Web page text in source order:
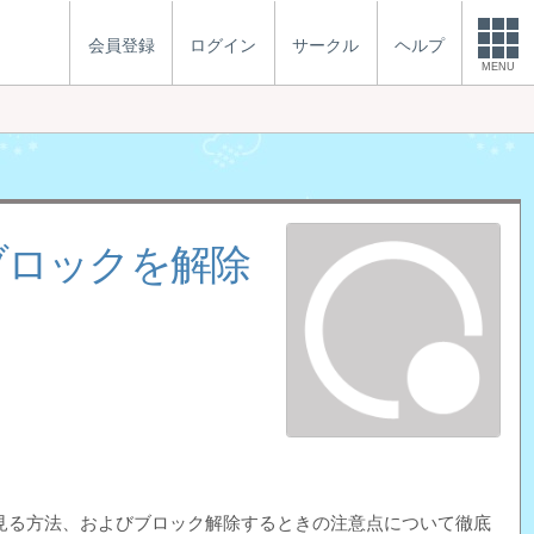
会員登録 ログイン サークル ヘルプ
MENU
ックを解除
方法、およびブロック解除するときの注意点について徹底